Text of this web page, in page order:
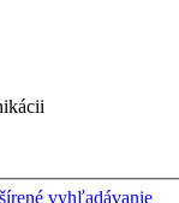
vyhľadávanie